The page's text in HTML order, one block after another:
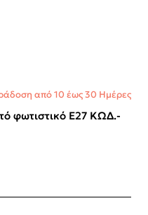
από 10 έως 30 Ημέρες
φωτιστικό Ε27 ΚΩΔ.-